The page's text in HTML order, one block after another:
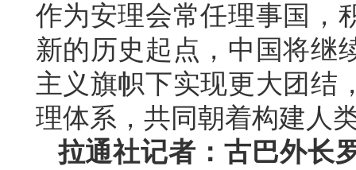
作为安理会常任理事国，
新的历史起点，中国将继
主义旗帜下实现更大团结
理体系，共同朝着构建人
拉通社记者：古巴外长